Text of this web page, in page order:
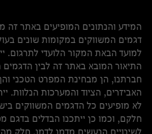
המידע והנתונים המופיעים באתר זה
דגמים המשווקים במקומות שונים
למועד הבאת המקור הלועדי לתרגום.
התיאור המובא באתר זה לבין הדגמים
חברתנו, הן מבחינת המפרט הטכני
האביזרים, הציוד והמערכות הנלוות.
לא מופיעים כל הדגמים המשווקים
חלקם, וכמו כן ייתכנו הבדלים בדגם